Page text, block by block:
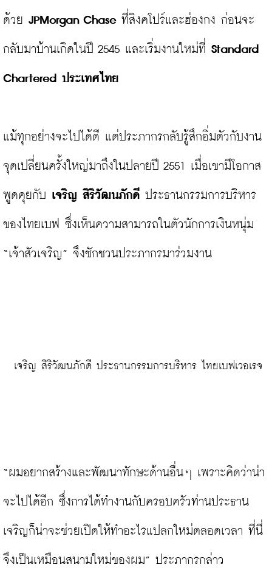
ด้วย JPMorgan Chase ที่สิงคโปร์และฮ่องกง ก่อนจะ
กลับมาบ้านเกิดในปี 2545 และเริ่มงานใหม่ที่ Standard
Chartered ประเทศไทย
แม้ทุกอย่างจะไปได้ดี แต่ประภากรกลับรู้สึกอิ่มตัวกับงาน
จุดเปลี่ยนครั้งใหญ่มาถึงในปลายปี 2551 เมื่อเขามีโอกาส
พูดคุยกับ เจริญ สิริวัฒนภักดี ประธานกรรมการบริหาร
ของไทยเบฟ ซึ่งเห็นความสามารถในตัวนักการเงินหนุ่ม
“เจ้าสัวเจริญ” จึงชักชวนประภากรมาร่วมงาน
เจริญ สิริวัฒนภักดี ประธานกรรมการบริหาร ไทยเบฟเวอเรจ
“ผมอยากสร้างและพัฒนาทักษะด้านอื่นๆ เพราะคิดว่าน่า
จะไปได้อีก ซึ่งการได้ทำงานกับครอบครัวท่านประธาน
เจริญก็น่าจะช่วยเปิดให้ทำอะไรแปลกใหม่ตลอดเวลา ที่นี่